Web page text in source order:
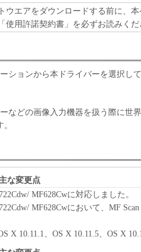
ップデート
会社、関係会社、それらの販売代
サーは、お客様による「本ソフト
フトウェア」に対してアップデー
ついて、いかなる責任も負うもの
は、『現状のまま』の状態で使用
サー、キヤノンの子会社、キヤノ
性の保証を含め、いかなる保証も
のとします。
のライセンサー、キヤノンの子会社
店または販売店のいずれも、「本ソ
るいかなる損害（逸失利益およびそ
れらに限定されない全ての損害を言
り、一切の責任を負わないものとし
ウエアをダウンロードする前に、
使用許諾契約書」を必ずお読みくだ
ションから本ドライバーを選択し
などの画像入力機器を扱う際に世
な変更点
MF628Cwに対応しました。
MF628Cwにおいて、MF
X 10.11.1、OS X 10.11.5、OS X